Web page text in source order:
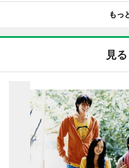
もっ
見